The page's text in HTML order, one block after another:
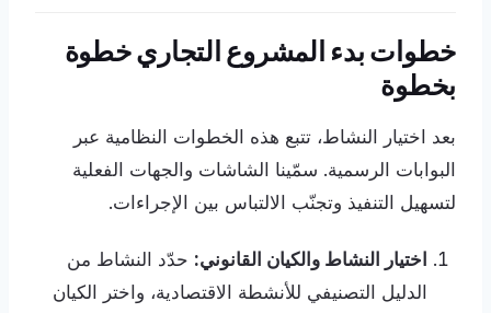
خطوات بدء المشروع التجاري خطوة
بخطوة
بعد اختيار النشاط، تتبع هذه الخطوات النظامية عبر
البوابات الرسمية. سمّينا الشاشات والجهات الفعلية
لتسهيل التنفيذ وتجنّب الالتباس بين الإجراءات.
اختيار النشاط والكيان القانوني: حدّد النشاط من
الدليل التصنيفي للأنشطة الاقتصادية، واختر الكيان